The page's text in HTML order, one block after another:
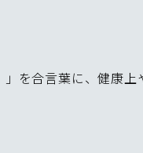
を合言葉に、健康上